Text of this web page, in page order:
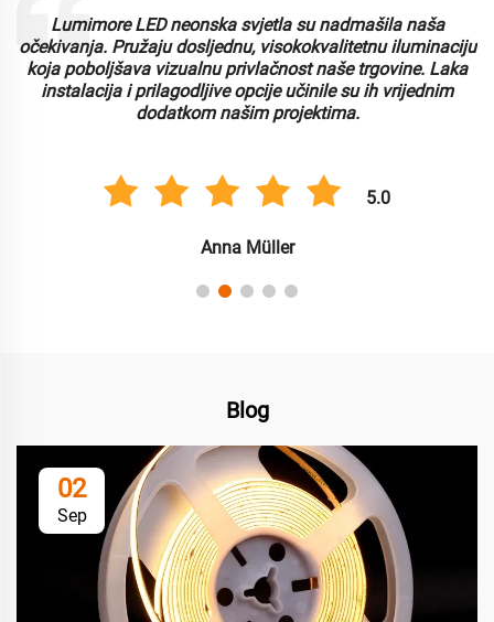
Lumimore LED neonska svjetla su nadmašila naša
očekivanja. Pružaju dosljednu, visokokvalitetnu iluminaciju
koja poboljšava vizualnu privlačnost naše trgovine. Laka
instalacija i prilagodljive opcije učinile su ih vrijednim
dodatkom našim projektima.
5.0
Anna Müller
Blog
02
Sep